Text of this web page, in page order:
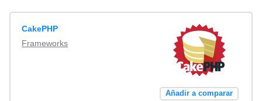
CakePHP
Frameworks
Añadir a comparar